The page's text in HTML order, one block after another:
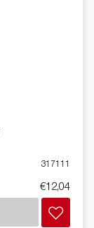
317111
€12,04